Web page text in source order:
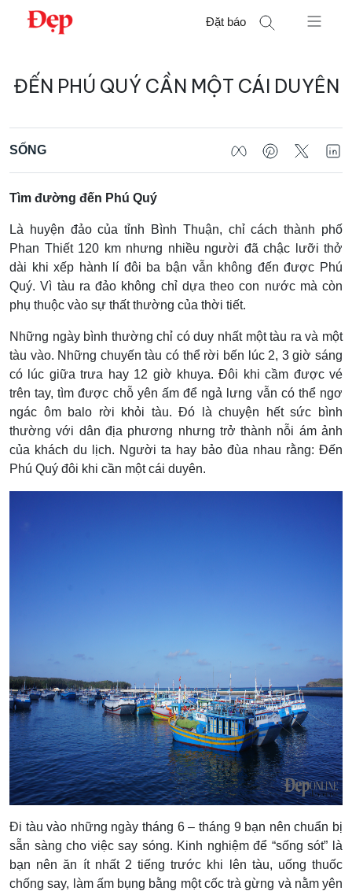
Chuyển
Đặt báo
kiếm
ĐẾN PHÚ QUÝ CẦN MỘT CÁI DUYÊN
SỐNG
Tìm đường đến Phú Quý
Là huyện đảo của tỉnh Bình Thuận, chỉ cách thành phố
Phan Thiết 120 km nhưng nhiều người đã chậc lưỡi thở
dài khi xếp hành lí đôi ba bận vẫn không đến được Phú
Quý. Vì tàu ra đảo không chỉ dựa theo con nước mà còn
phụ thuộc vào sự thất thường của thời tiết.
Những ngày bình thường chỉ có duy nhất một tàu ra và một
tàu vào. Những chuyến tàu có thể rời bến lúc 2, 3 giờ sáng
có lúc giữa trưa hay 12 giờ khuya. Đôi khi cầm được vé
trên tay, tìm được chỗ yên ấm để ngả lưng vẫn có thể ngơ
ngác ôm balo rời khỏi tàu. Đó là chuyện hết sức bình
thường với dân địa phương nhưng trở thành nỗi ám ảnh
của khách du lịch. Người ta hay bảo đùa nhau rằng: Đến
Phú Quý đôi khi cần một cái duyên.
Đi tàu vào những ngày tháng 6 – tháng 9 bạn nên chuẩn bị
sẵn sàng cho việc say sóng. Kinh nghiệm để “sống sót” là
bạn nên ăn ít nhất 2 tiếng trước khi lên tàu, uống thuốc
chống say, làm ấm bụng bằng một cốc trà gừng và nằm yên